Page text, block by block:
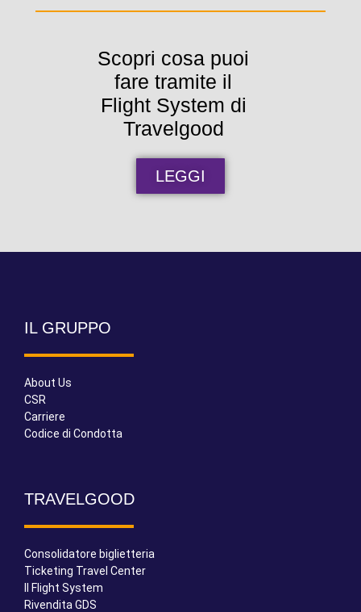
Scopri cosa puoi
fare tramite il
Flight System di
Travelgood
LEGGI
IL GRUPPO
About Us
CSR
Carriere
Codice di Condotta
TRAVELGOOD
Consolidatore biglietteria
Ticketing Travel Center
Il Flight System
Rivendita GDS